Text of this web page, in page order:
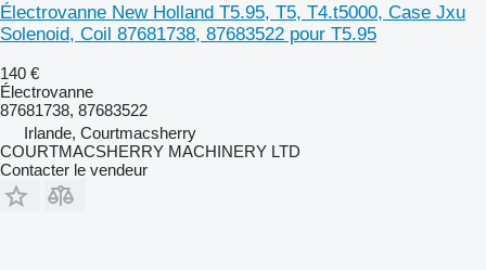
Électrovanne New Holland T5.95, T5, T4.t5000, Case Jxu
Solenoid, Coil 87681738, 87683522 pour T5.95
140 €
Électrovanne
87681738, 87683522
Irlande, Courtmacsherry
COURTMACSHERRY MACHINERY LTD
Contacter le vendeur